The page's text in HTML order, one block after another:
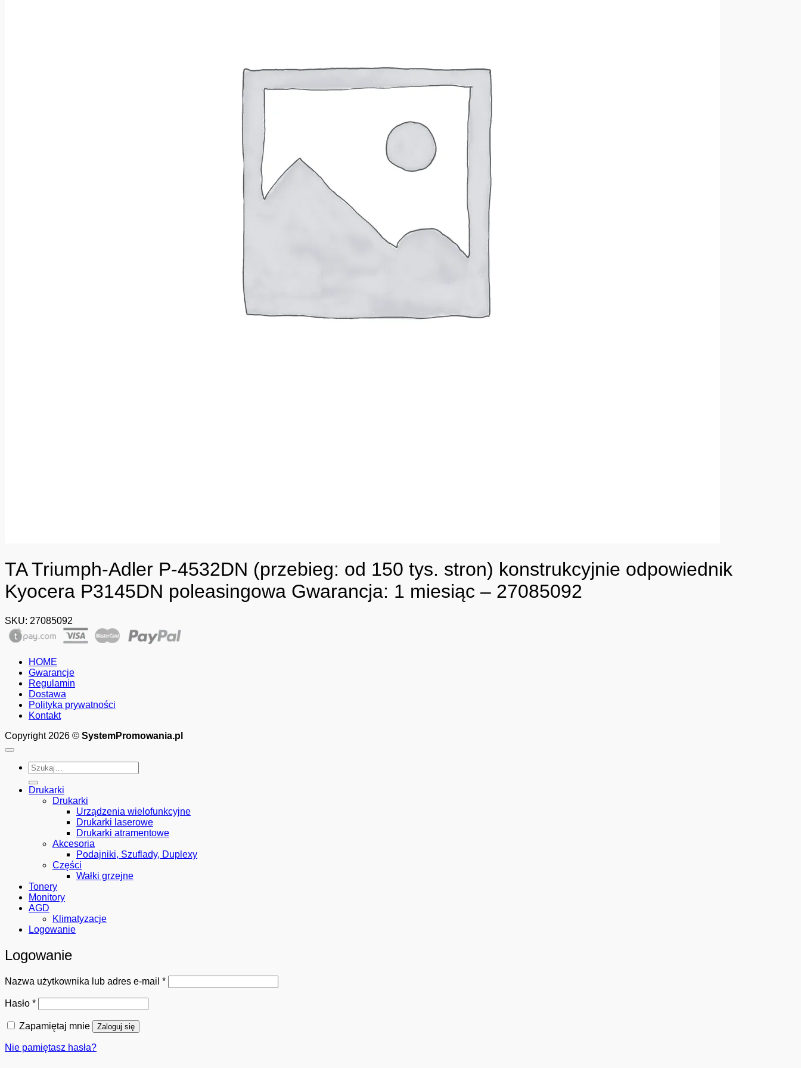
TA Triumph-Adler P-4532DN (przebieg: od 150 tys. stron) konstrukcyjnie odpowiednik
Kyocera P3145DN poleasingowa Gwarancja: 1 miesiąc – 27085092
SKU: 27085092
HOME
Gwarancje
Regulamin
Dostawa
Polityka prywatności
Kontakt
Copyright 2026 © SystemPromowania.pl
Szukaj:
Drukarki
Drukarki
Urządzenia wielofunkcyjne
Drukarki laserowe
Drukarki atramentowe
Akcesoria
Podajniki, Szuflady, Duplexy
Części
Wałki grzejne
Tonery
Monitory
AGD
Klimatyzacje
Logowanie
Logowanie
Nazwa użytkownika lub adres e-mail *Wymagane
Hasło *Wymagane
Zapamiętaj mnie Zaloguj się
Nie pamiętasz hasła?